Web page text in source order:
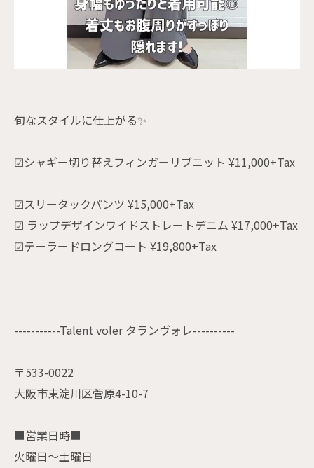
旬なスタイルに仕上がる✨
☑シャギー切り替えフィンガーリブニット ¥11,000+Tax
☑スリータックパンツ ¥15,000+Tax
☑ ラップデザインワイドストレートデニム ¥17,000+Tax
☑テーラードロングコート ¥19,800+Tax
-----------Talent voler タランヴォレ----------
〒533-0022
大阪市東淀川区菅原4-10-7
■営業日時■
火曜日〜土曜日